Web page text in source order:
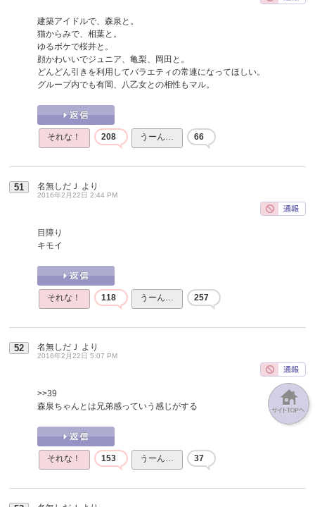
建築アイドルで、森泉と。
猫からみで、相葉と。
ゆるボケで桜井と。
顔かわいいでジュニア、亀梨、岡田と。
どんどん引きを利用してバラエティの常連になってほしい。
グループ内でも有岡、八乙女との相性もマル。
それな！ 208 うーん… 66
51 名無しだＪ より
2016年2月22日 2:44 PM
目障り
キモイ
それな！ 118 うーん… 257
52 名無しだＪ より
2016年2月22日 5:07 PM
>>39
森泉ちゃんとは兄弟感っていう感じがする
それな！ 153 うーん… 37